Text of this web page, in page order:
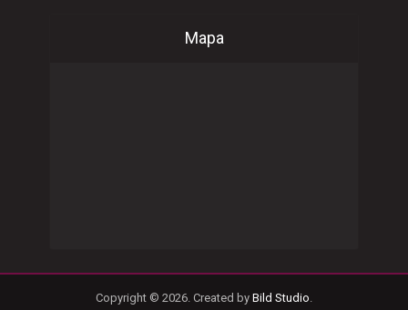
Mapa
Copyright © 2026. Created by Bild Studio